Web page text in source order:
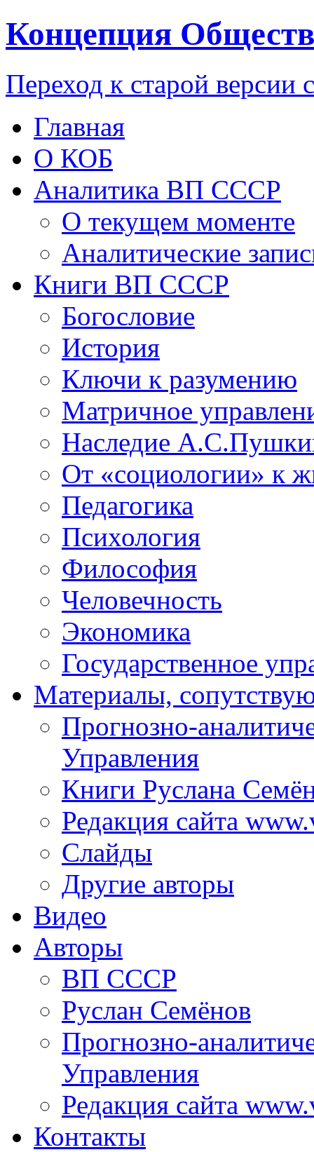
Концепция
Переход к старой версии
Главная
О КОБ
Аналитика ВП СССР
О текущем моменте
Аналитические
Книги ВП СССР
Богословие
История
Ключи к разумению
Матричное
Наследие
От «социологии» к
Педагогика
Психология
Философия
Человечность
Экономика
Государственное
Материалы,
Прогнозно-
Управления
Книги Руслана
Редакция сайта
Слайды
Другие авторы
Видео
Авторы
ВП СССР
Руслан Семёнов
Прогнозно-
Управления
Редакция сайта
Контакты